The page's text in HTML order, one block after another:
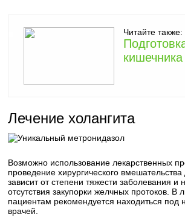
Читайте также:
Лечение холангита
Возможно использование лекарственных
проведение хирургического
зависит от степени тяжести заболевания и
отсутствия закупорки желчных протоков. В
пациентам рекомендуется находиться под
врачей.